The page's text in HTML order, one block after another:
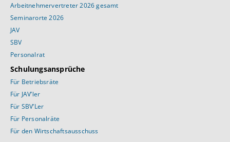
Arbeitnehmervertreter 2026 gesamt
Seminarorte 2026
JAV
SBV
Personalrat
Schulungsansprüche
Für Betriebsräte
Für JAV’ler
Für SBV’Ler
Für Personalräte
Für den Wirtschaftsausschuss